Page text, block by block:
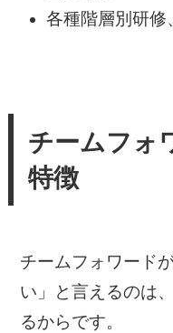
各種階層別研修
チームフォ
特徴
チームフォワード
い」と言えるのは
るからです。